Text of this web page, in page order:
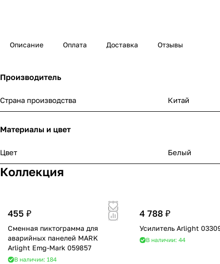
Описание Оплата Доставка Отзывы
Производитель
Страна производства Китай
Материалы и цвет
Цвет Белый
Коллекция
455 ₽
Сменная пиктограмма для
аварийных панелей MARK
Arlight Emg-Mark 059857
В наличии: 184
4 788 ₽
Усилитель Arlight
В наличии: 44